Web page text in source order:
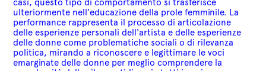
casi, questo tipo di comportamento si trasferisce
ulteriormente nell'educazione della prole femminile. La
performance rappresenta il processo di articolazione
delle esperienze personali dell'artista e delle esperienze
delle donne come problematiche sociali o di rilevanza
politica, mirandoa riconoscere e legittimare le voci
emarginate delle donne per meglio comprendere la